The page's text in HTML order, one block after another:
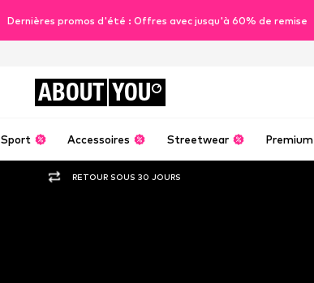
Dernières promos d'été : Offres avec jusqu'à 60% de remise
ABOUT YOU
Sport Accessoires Streetwear Premium
RETOUR SOUS 30 JOURS